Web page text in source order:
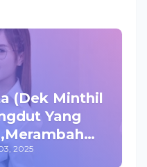
(Dek Minthil
Yang
2025